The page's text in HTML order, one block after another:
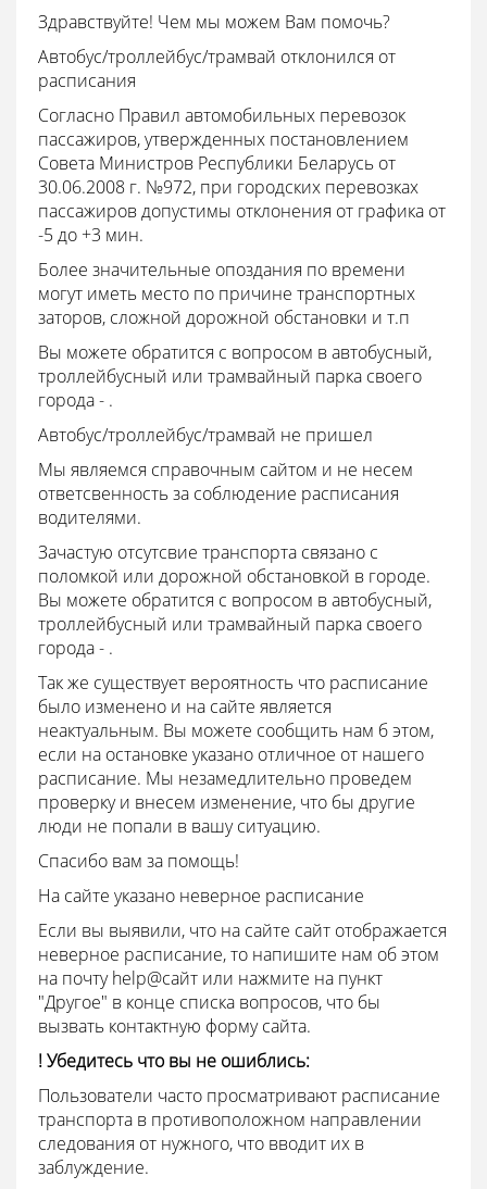
Здравствуйте! Чем мы можем Вам помочь?
Автобус/троллейбус/трамвай отклонился от
расписания
Согласно Правил автомобильных перевозок
пассажиров, утвержденных постановлением
Совета Министров Республики Беларусь от
30.06.2008 г. №972, при городских перевозках
пассажиров допустимы отклонения от графика от
-5 до +3 мин.
Более значительные опоздания по времени
могут иметь место по причине транспортных
заторов, сложной дорожной обстановки и т.п
Вы можете обратится с вопросом в автобусный,
троллейбусный или трамвайный парка своего
города - .
Автобус/троллейбус/трамвай не пришел
Мы являемся справочным сайтом и не несем
ответсвенность за соблюдение расписания
водителями.
Зачастую отсутсвие транспорта связано с
поломкой или дорожной обстановкой в городе.
Вы можете обратится с вопросом в автобусный,
троллейбусный или трамвайный парка своего
города - .
Так же существует вероятность что расписание
было изменено и на сайте является
неактуальным. Вы можете сообщить нам б этом,
если на остановке указано отличное от нашего
расписание. Мы незамедлительно проведем
проверку и внесем изменение, что бы другие
люди не попали в вашу ситуацию.
Спасибо вам за помощь!
На сайте указано неверное расписание
Если вы выявили, что на сайте сайт отображается
неверное расписание, то напишите нам об этом
на почтуhelp@сайт или нажмите на пункт
"Другое" в конце списка вопросов, что бы
вызвать контактную форму сайта.
! Убедитесь что вы не ошиблись:
Пользователи часто просматривают расписание
транспорта в противоположном направлении
следования от нужного, что вводит их в
заблуждение.